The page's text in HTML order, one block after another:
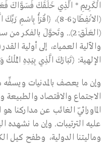
الْكَرِيمِ * الَّذِي خَلَقَكَ فَسَوَّاكَ
(الانْفِطَار:6-8)،
(العَلَق:2).. وتَحوَّلَ
والآلية العمياء، إلى أولية
الإلهية: ﴿تَبَارَكَ الَّذِي بِيَدِهِ
وإن ما يعصف بالمدنيات ويسفِّه
الاجتماع والاقتصاد والطبيعة
الماورائيّ الغائب عن مداركنا
عليه الترتيبات. وإن ما نشهده
وماليتنا الدولية، وطفح كيل